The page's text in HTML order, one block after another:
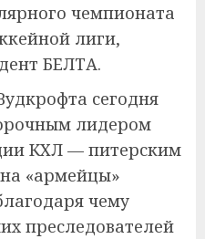
чемпионата
лиги,
БЕЛТА.
сегодня
лидером
КХЛ — питерским
«армейцы»
чему
преследователей